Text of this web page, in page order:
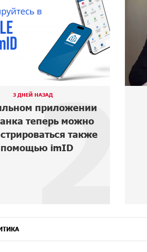
3 ДНЕЙ НАЗАД
приложении
теперь можно
также
imID
2